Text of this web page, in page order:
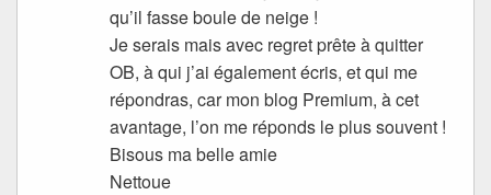
qu’il fasse boule de neige !
Je serais mais avec regret prête à quitter
OB, à qui j’ai également écris, et qui me
répondras, car mon blog Premium, à cet
avantage, l’on me réponds le plus souvent !
Bisous ma belle amie
Nettoue